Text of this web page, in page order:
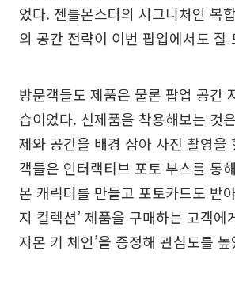
었다. 젠틀몬스터의 시그니처인 복
의 공간 전략이 이번 팝업에서도 잘
방문객들도 제품은 물론 팝업 공간
습이었다. 신제품을 착용해보는 것
제와 공간을 배경 삼아 사진 촬영을
객들은 인터랙티브 포토 부스를 통
몬 캐릭터를 만들고 포토카드도 받
지 컬렉션’ 제품을 구매하는 고객에
지몬 키 체인’을 증정해 관심도를 높